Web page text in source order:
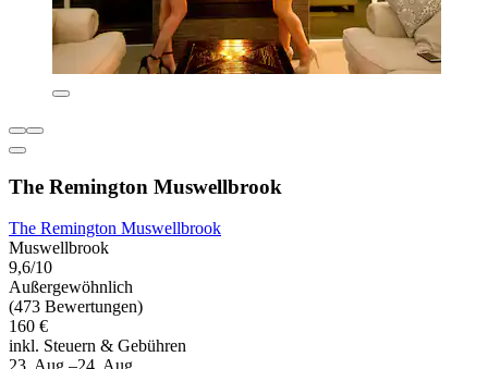
The Remington Muswellbrook
The Remington Muswellbrook
Muswellbrook
9,6/10
Außergewöhnlich
(473 Bewertungen)
160 €
inkl. Steuern & Gebühren